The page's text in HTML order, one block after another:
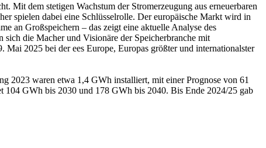
Mit dem stetigen Wachstum der Stromerzeugung aus erneuerbaren
spielen dabei eine Schlüsselrolle. Der europäische Markt wird in
an Großspeichern – das zeigt eine aktuelle Analyse des
sich die Macher und Visionäre der Speicherbranche mit
2025 bei der ees Europe, Europas größter und internationalster
2023 waren etwa 1,4 GWh installiert, mit einer Prognose von 61
GWh bis 2030 und 178 GWh bis 2040. Bis Ende 2024/25 gab